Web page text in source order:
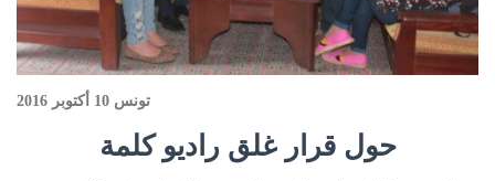
تونس 10 أكتوبر 2016
حول قرار غلق راديو كلمة